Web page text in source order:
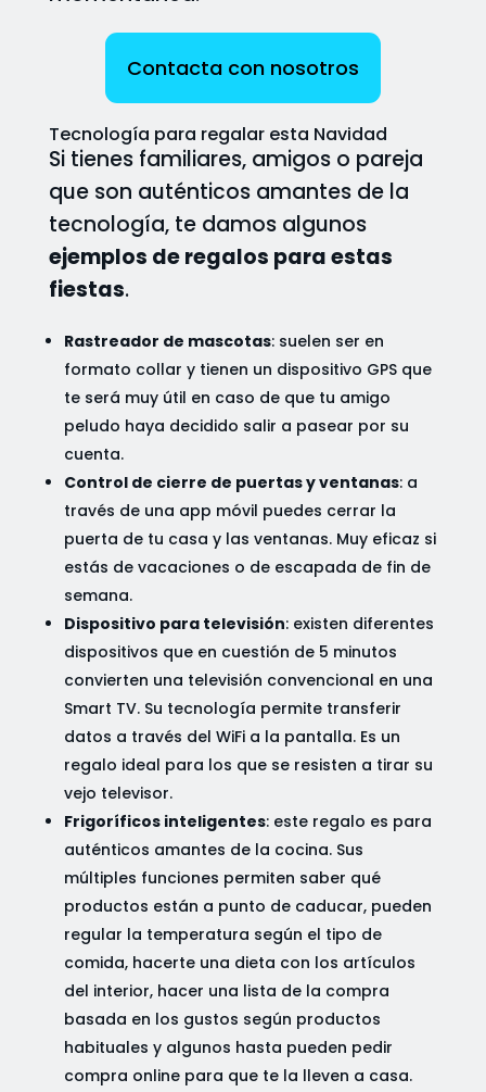
Contacta con nosotros
Tecnología para regalar esta Navidad
Si tienes familiares, amigos o pareja
que son auténticos amantes de la
tecnología, te damos algunos
ejemplos de regalos para estas
fiestas.
Rastreador de mascotas: suelen ser en
formato collar y tienen un dispositivo GPS que
te será muy útil en caso de que tu amigo
peludo haya decidido salir a pasear por su
cuenta.
Control de cierre de puertas y ventanas: a
través de una app móvil puedes cerrar la
puerta de tu casa y las ventanas. Muy eficaz si
estás de vacaciones o de escapada de fin de
semana.
Dispositivo para televisión: existen diferentes
dispositivos que en cuestión de 5 minutos
convierten una televisión convencional en una
Smart TV. Su tecnología permite transferir
datos a través del WiFi a la pantalla. Es un
regalo ideal para los que se resisten a tirar su
vejo televisor.
Frigoríficos inteligentes: este regalo es para
auténticos amantes de la cocina. Sus
múltiples funciones permiten saber qué
productos están a punto de caducar, pueden
regular la temperatura según el tipo de
comida, hacerte una dieta con los artículos
del interior, hacer una lista de la compra
basada en los gustos según productos
habituales y algunos hasta pueden pedir
compra online para que te la lleven a casa.